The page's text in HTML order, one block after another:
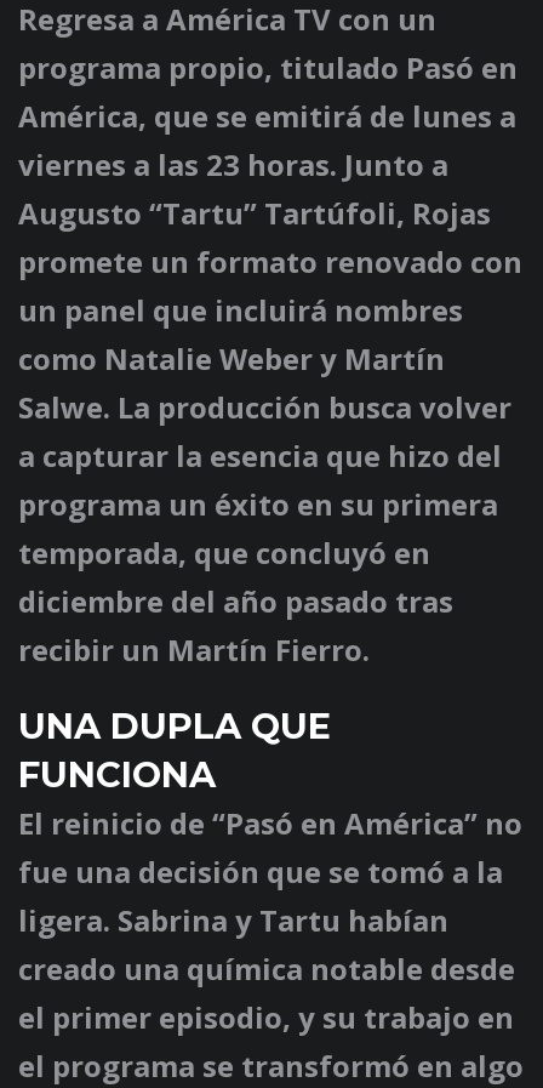
Regresa a América TV con un
programa propio, titulado Pasó en
América, que se emitirá de lunes a
viernes a las 23 horas. Junto a
Augusto “Tartu” Tartúfoli, Rojas
promete un formato renovado con
un panel que incluirá nombres
como Natalie Weber y Martín
Salwe. La producción busca volver
a capturar la esencia que hizo del
programa un éxito en su primera
temporada, que concluyó en
diciembre del año pasado tras
recibir un Martín Fierro.
UNA DUPLA QUE
FUNCIONA
El reinicio de “Pasó en América” no
fue una decisión que se tomó a la
ligera. Sabrina y Tartu habían
creado una química notable desde
el primer episodio, y su trabajo en
el programa se transformó en algo